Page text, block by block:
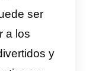
utilizar sus
seducción a
de texto,